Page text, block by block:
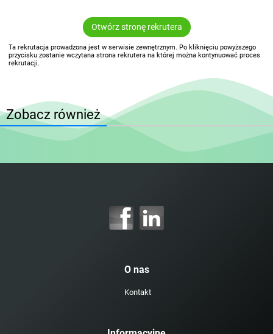
Otwórz stronę rekrutera
Ta rekrutacja prowadzona jest w serwisie zewnętrznym. Po kliknięciu powyższego
przycisku zostanie wczytana strona rekrutera na której można kontynuować proces
rekrutacji.
Zobacz również
O nas
Kontakt